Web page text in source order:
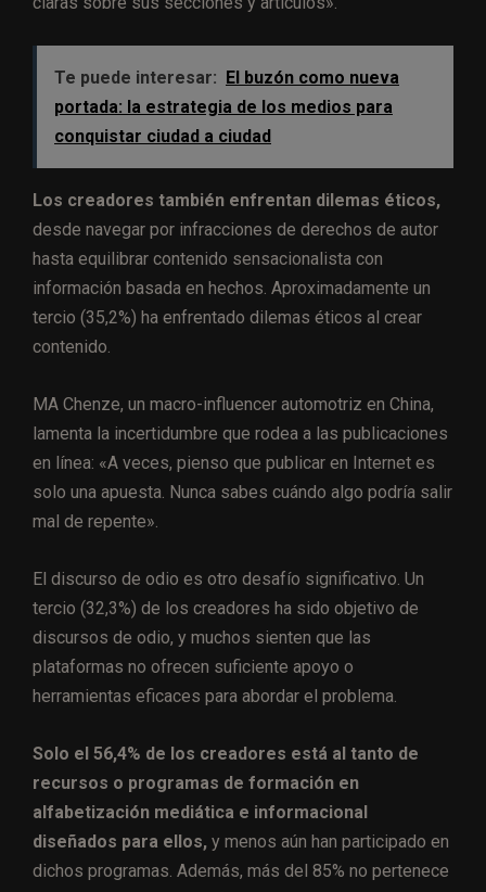
Te puede interesar:
El buzón como nueva
portada: la estrategia de los medios para
conquistar ciudad a ciudad
Los creadores también enfrentan dilemas éticos,
desde navegar por infracciones de derechos de autor
hasta equilibrar contenido sensacionalista con
información basada en hechos. Aproximadamente un
tercio (35,2%) ha enfrentado dilemas éticos al crear
contenido.
MA Chenze, un macro-influencer automotriz en China,
lamenta la incertidumbre que rodea a las publicaciones
en línea: «A veces, pienso que publicar en Internet es
solo una apuesta. Nunca sabes cuándo algo podría salir
mal de repente».
El discurso de odio es otro desafío significativo. Un
tercio (32,3%) de los creadores ha sido objetivo de
discursos de odio, y muchos sienten que las
plataformas no ofrecen suficiente apoyo o
herramientas eficaces para abordar el problema.
Solo el 56,4% de los creadores está al tanto de
recursos o programas de formación en
alfabetización mediática e informacional
diseñados para ellos, y menos aún han participado en
dichos programas. Además, más del 85% no pertenece